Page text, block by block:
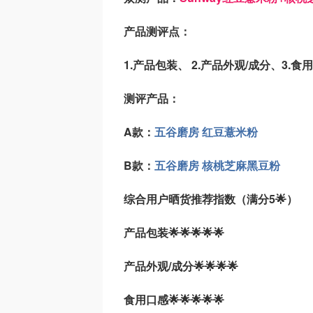
产品测评点：
1.产品包装、 2.产品外观/成分、3.食
测评产品：
A款： 五谷磨房 红豆薏米粉
B款： 五谷磨房 核桃芝麻黑豆粉
综合用户晒货推荐指数（满分5🌟）
产品包装🌟🌟🌟🌟🌟
产品外观/成分🌟🌟🌟🌟
食用口感🌟🌟🌟🌟🌟